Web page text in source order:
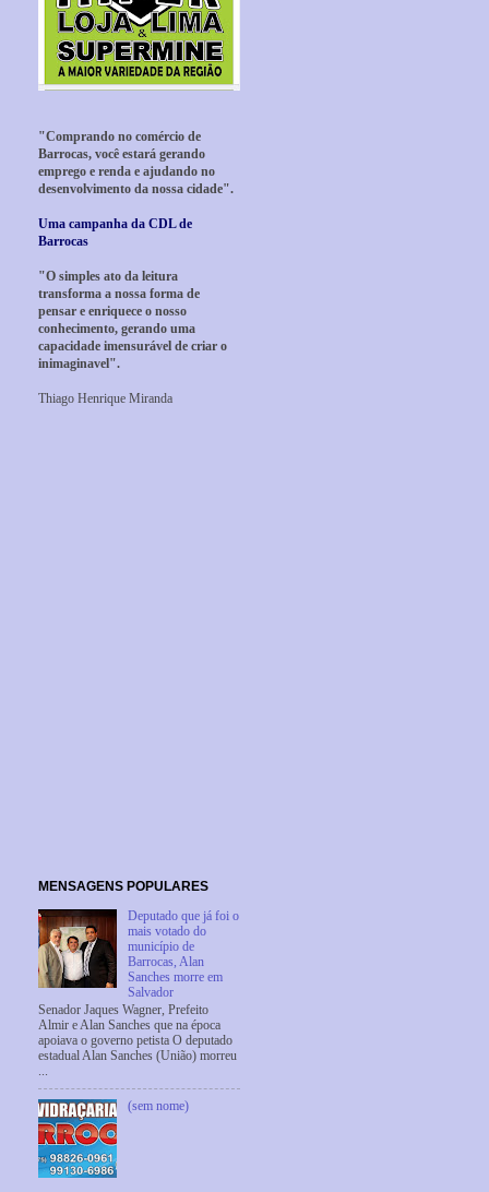
"Comprando no comércio de
Barrocas, você estará gerando
emprego e renda e ajudando no
desenvolvimento da nossa cidade".
Uma campanha da CDL de
Barrocas
"O simples ato da leitura
transforma a nossa forma de
pensar e enriquece o nosso
conhecimento, gerando uma
capacidade imensurável de criar o
inimaginavel".
Thiago Henrique Miranda
MENSAGENS POPULARES
Deputado que já foi o
mais votado do
município de
Barrocas, Alan
Sanches morre em
Salvador
Senador Jaques Wagner, Prefeito
Almir e Alan Sanches que na época
apoiava o governo petista O deputado
estadual Alan Sanches (União) morreu
...
(sem nome)